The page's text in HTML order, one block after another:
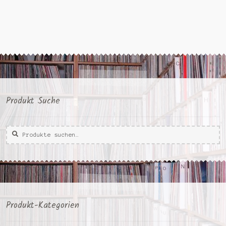
Produkt Suche
Suche
nach:
Suche
Produkt-Kategorien